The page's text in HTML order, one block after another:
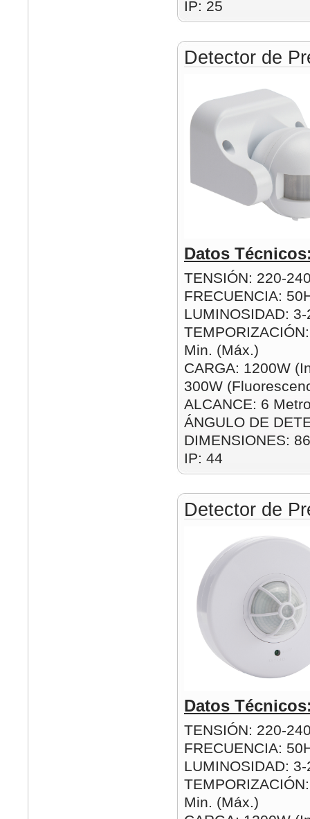
IP: 25
Detector de
Datos
TENSIÓN: 220-
FRECUENCIA:
LUMINOSIDAD:
Min. (Máx.)
CARGA: 1200W
300W
ALCANCE: 6
ÁNGULO DE
DIMENSIONES:
IP: 44
Detector de
Datos
TENSIÓN: 220-
FRECUENCIA:
LUMINOSIDAD:
Min. (Máx.)